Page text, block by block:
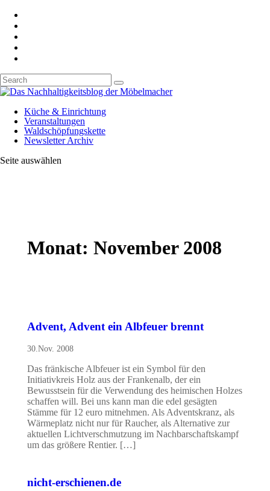
Küche & Einrichtung
Veranstaltungen
Waldschöpfungskette
Newsletter Archiv
Seite auswählen
Monat: November 2008
Advent, Advent ein Albfeuer brennt
30.Nov. 2008
Das fränkische Albfeuer ist ein Symbol für den
Initiativkreis Holz aus der Frankenalb, der ein
Bewusstsein für die Verwendung des heimischen Holzes
schaffen will. Bei uns kann man die edel gesägten
Stämme für 12 euro mitnehmen. Als Adventskranz, als
Wärmeplatz nicht nur für Raucher, als Alternative zur
aktuellen Lichtverschmutzung im Nachbarschaftskampf
um das größere Rentier. […]
nicht-erschienen.de